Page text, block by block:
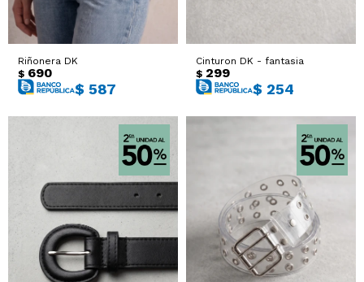
Riñonera DK
$ 690
$ 587
Cinturon DK - fantasia
$ 299
$ 254
Sacos
Trajes
T-shirts y Tops
Ver todo